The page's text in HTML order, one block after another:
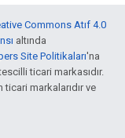
Commons Atıf 4.0
altında
Site Politikaları'na
ticari markasıdır.
markalarıdır ve